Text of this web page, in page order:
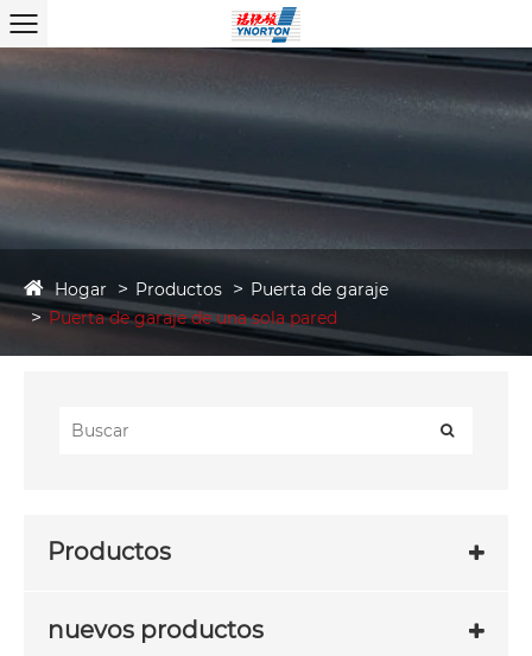
Hogar Productos
Puerta de garaje
Puerta de garaje de una sola pared
Productos
nuevos productos